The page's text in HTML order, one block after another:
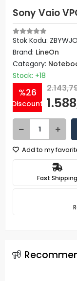
Sony Vaio
Stok Kodu:
Brand: LineOn
Category:
Stock: +18
%26
Discount
Add to my
Fast Shipping